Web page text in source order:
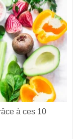
à ces 10